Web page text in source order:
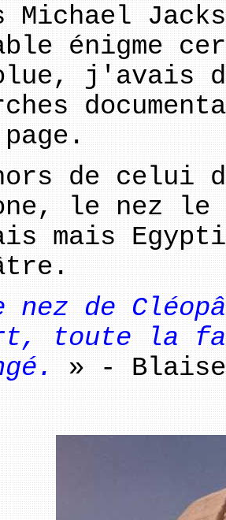
Michael
énigme
j'avais
de celui
le nez
mais
nez de
toute la
» -